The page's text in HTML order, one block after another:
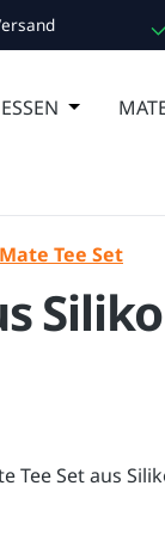
ESSEN Öffne
Mate Tee Set